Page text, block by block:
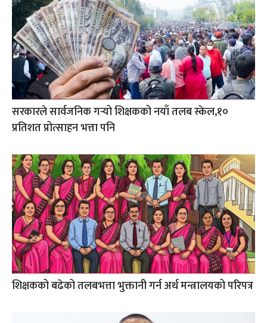
सरकारले सार्वजनिक गर्‍यो शिक्षकको नयाँ तलब स्केल,१०
प्रतिशत प्रोत्साहन भत्ता पनि
शिक्षकको बढेको तलबभत्ता भुक्तानी गर्न अर्थ मन्त्रालयको परिपत्र